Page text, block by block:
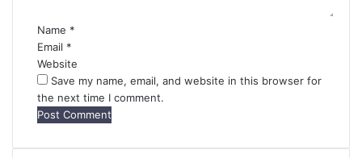
Name *
Email *
Website
Save my name, email, and website in this browser for
the next time I comment.